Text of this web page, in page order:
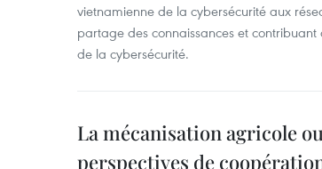
vietnamienne de la cybersécurité aux
partage des connaissances et
de la cybersécurité.
La mécanisation agricole
perspectives de